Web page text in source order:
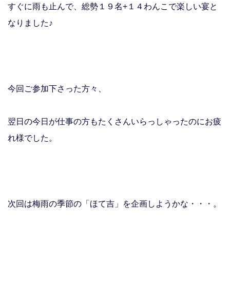
すぐに雨も止んで、総勢１９名+１４わんこで楽しい宴と
なりました♪
今回ご参加下さった方々、
翌日の今日が仕事の方もたくさんいらっしゃったのにお疲
れ様でした。
次回は梅雨の季節の「ほて吉」を企画しようかな・・・。